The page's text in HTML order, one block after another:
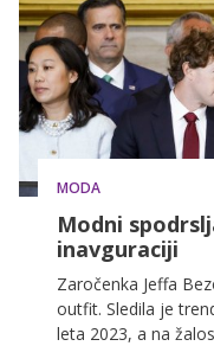
MODA
Modni
inavguraciji
Zaročenka Jeffa
outfit. Sledila je
leta 2023, a na